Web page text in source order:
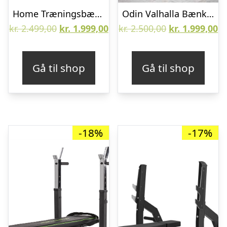
Home Træningsbænk m. holder
kr.2.499,00 Den
var:
kr. 2.499,00.
kr. 1.999,00Den
kr. 1.999,00.
Gå til shop
Odin Valhalla Bænkpres Bænk
kr.2.500,00 Den
var:
kr. 2.500,00.
kr. 1.999,00
Gå til shop
-18% -17%